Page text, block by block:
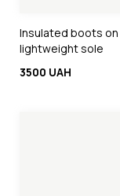
Insulated boots on
lightweight sole
3500 UAH